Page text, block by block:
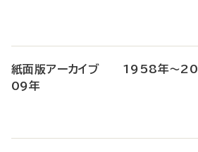
紙面版アーカイブ 1958年～20
09年